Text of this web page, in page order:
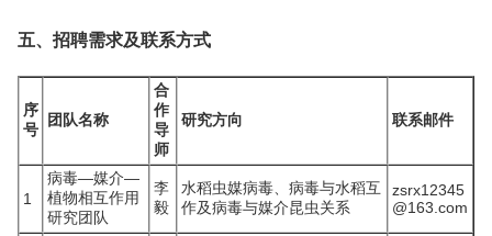
五、招聘需求及联系方式
序
号
团队名称
合
作
导
师
研究方向 联系邮件
1
病毒—媒介—
植物相互作用
研究团队
李
毅
水稻虫媒病毒、病毒与水稻互
作及病毒与媒介昆虫关系
zsrx12345
@163.com